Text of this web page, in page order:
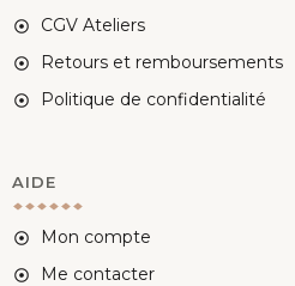
CGV Ateliers
Retours et remboursements
Politique de confidentialité
AIDE
Mon compte
Me contacter